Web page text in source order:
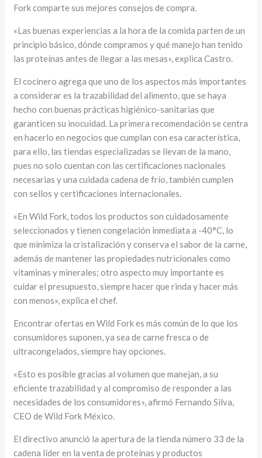
Fork comparte sus mejores consejos de compra.
«Las buenas experiencias a la hora de la comida parten de un
principio básico, dónde compramos y qué manejo han tenido
las proteínas antes de llegar a las mesas», explica Castro.
El cocinero agrega que uno de los aspectos más importantes
a considerar es la trazabilidad del alimento, que se haya
hecho con buenas prácticas higiénico-sanitarias que
garanticen su inocuidad. La primera recomendación se centra
en hacerlo en negocios que cumplan con esa característica,
para ello, las tiendas especializadas se llevan de la mano,
pues no solo cuentan con las certificaciones nacionales
necesarias y una cuidada cadena de frío, también cumplen
con sellos y certificaciones internacionales.
«En Wild Fork, todos los productos son cuidadosamente
seleccionados y tienen congelación inmediata a -40°C, lo
que minimiza la cristalización y conserva el sabor de la carne,
además de mantener las propiedades nutricionales como
vitaminas y minerales; otro aspecto muy importante es
cuidar el presupuesto, siempre hacer que rinda y hacer más
con menos», explica el chef.
Encontrar ofertas en Wild Fork es más común de lo que los
consumidores suponen, ya sea de carne fresca o de
ultracongelados, siempre hay opciones.
«Esto es posible gracias al volumen que manejan, a su
eficiente trazabilidad y al compromiso de responder a las
necesidades de los consumidores», afirmó Fernando Silva,
CEO de Wild Fork México.
El directivo anunció la apertura de la tienda número 33 de la
cadena líder en la venta de proteínas y productos